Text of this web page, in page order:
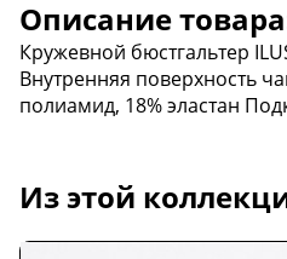
Описание
Кружевной бюстгальтер
Внутренняя поверхность
полиамид, 18% эластан
Из этой